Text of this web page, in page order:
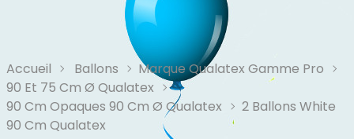
Accueil Ballons
Marque Qualatex Gamme Pro
90 Et 75 Cm Ø Qualatex
90 Cm Opaques 90 Cm Ø Qualatex
2 Ballons White
90 Cm Qualatex